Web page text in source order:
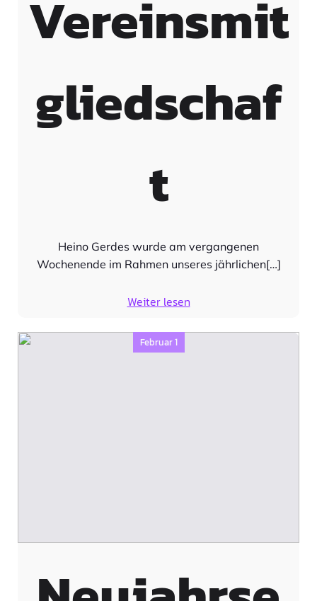
Vereinsmit
gliedschaf
t
Heino Gerdes wurde am vergangenen
Wochenende im Rahmen unseres jährlichen[…]
Weiter lesen
Februar 1